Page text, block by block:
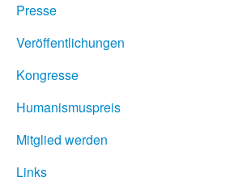
Presse
Veröffentlichungen
Kongresse
Humanismuspreis
Mitglied werden
Links